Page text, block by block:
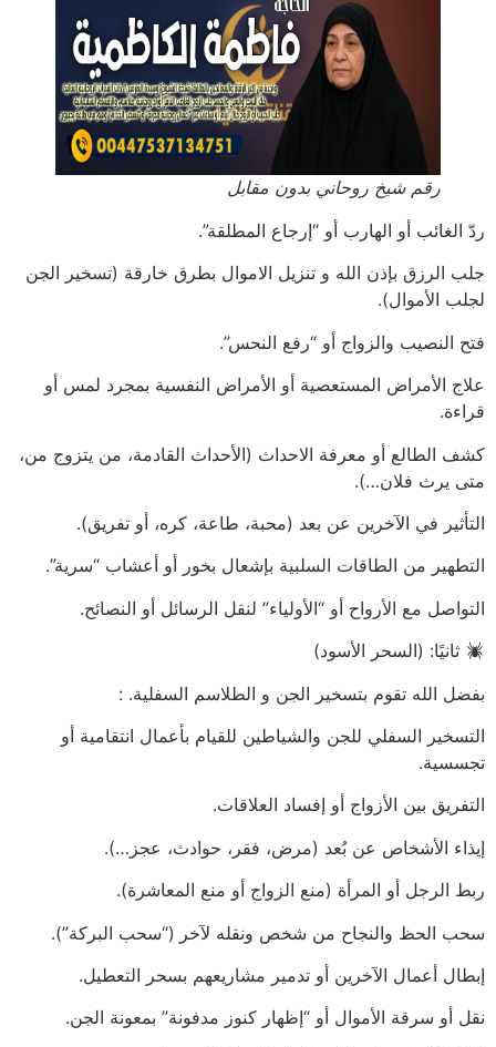
رقم شيخ روحاني بدون مقابل
ردّ الغائب أو الهارب أو “إرجاع المطلقة”.
جلب الرزق بإذن الله و تنزيل الاموال بطرق خارقة (تسخير الجن
لجلب الأموال).
فتح النصيب والزواج أو “رفع النحس”.
علاج الأمراض المستعصية أو الأمراض النفسية بمجرد لمس أو
قراءة.
كشف الطالع أو معرفة الاحداث (الأحداث القادمة، من يتزوج من،
متى يرث فلان…).
التأثير في الآخرين عن بعد (محبة، طاعة، كره، أو تفريق).
التطهير من الطاقات السلبية بإشعال بخور أو أعشاب “سرية”.
التواصل مع الأرواح أو “الأولياء” لنقل الرسائل أو النصائح.
ثانيًا: (السحر الأسود)
بفضل الله تقوم بتسخير الجن و الطلاسم السفلية. :
التسخير السفلي للجن والشياطين للقيام بأعمال انتقامية أو
تجسسية.
التفريق بين الأزواج أو إفساد العلاقات.
إيذاء الأشخاص عن بُعد (مرض، فقر، حوادث، عجز…).
ربط الرجل أو المرأة (منع الزواج أو منع المعاشرة).
سحب الحظ والنجاح من شخص ونقله لآخر (“سحب البركة”).
إبطال أعمال الآخرين أو تدمير مشاريعهم بسحر التعطيل.
نقل أو سرقة الأموال أو “إظهار كنوز مدفونة” بمعونة الجن.